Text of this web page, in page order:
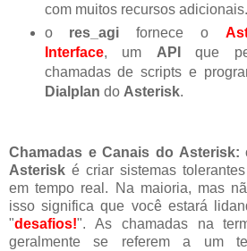
com muitos recursos adicionais.
o res_agi fornece o
Interface, um API
que
chamadas de scripts e
Dialplan do Asterisk.
Chamadas e Canais do Asterisk:
Asterisk é criar sistemas
em tempo real. Na maioria, mas
isso significa que você estará
"desafios!". As chamadas na
geralmente se referem a um